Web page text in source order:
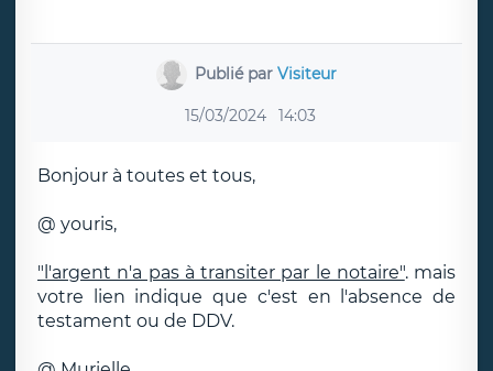
Publié parVisiteur
15/03/2024 14:03
Bonjour à toutes et tous,
@ youris,
"l'argent n'a pas à transiter par le notaire". mais
votre lien indique que c'est en l'absence de
testament ou de DDV.